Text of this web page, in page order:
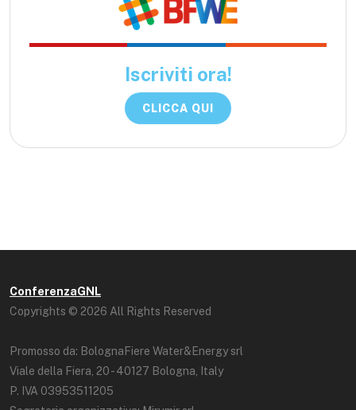
Iscriviti ora!
CLICCA QUI
ConferenzaGNL
Copyrights © 2026 All Rights Reserved
Promosso da: BolognaFiere Water&Energy srl
Viale della Fiera, 20 - 40127 Bologna, Italy
P. IVA 03953511205